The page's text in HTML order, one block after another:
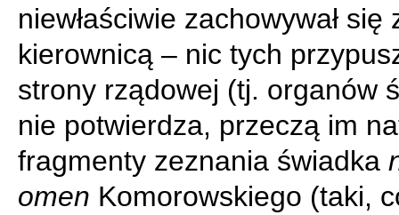
niewłaściwie zachowywał się
kierownicą – nic tych
strony rządowej (tj. organów
nie potwierdza, przeczą im
fragmenty zeznania świadka
omen Komorowskiego (taki,